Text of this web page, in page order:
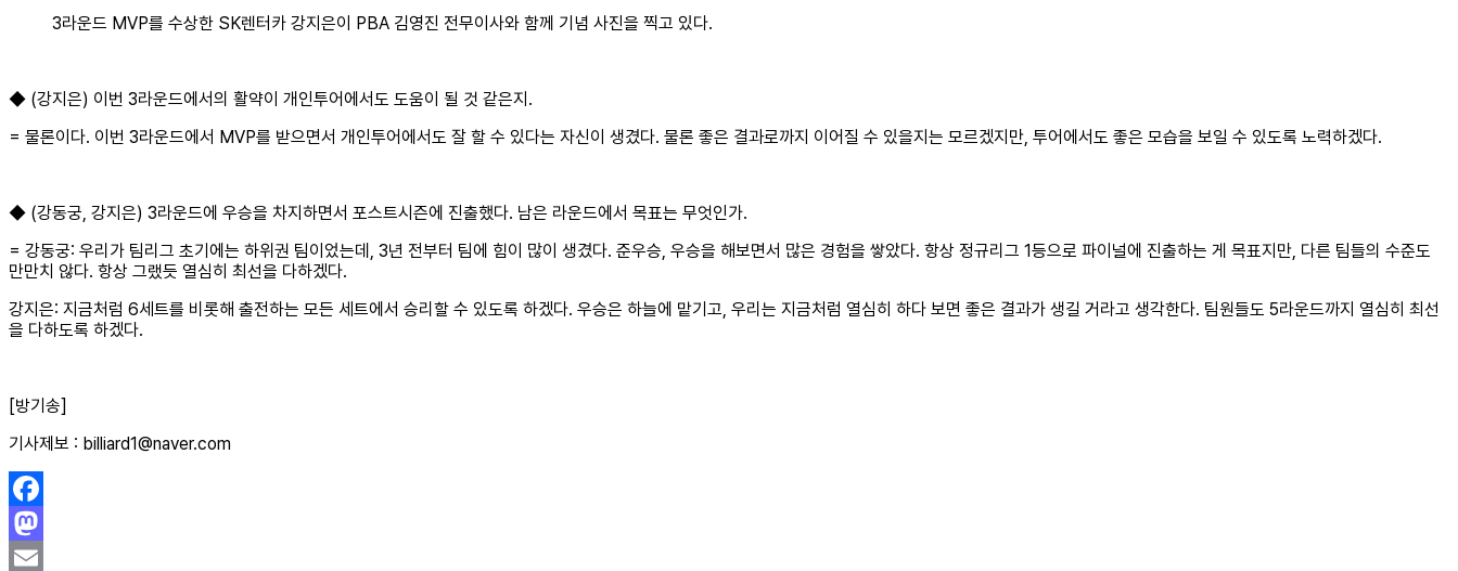
3라운드 MVP를 수상한 SK렌터카 강지은이 PBA 김영진 전무이사와 함께 기념 사진을 찍고 있다.
◆ (강지은) 이번 3라운드에서의 활약이 개인투어에서도 도움이 될 것 같은지.
= 물론이다. 이번 3라운드에서 MVP를 받으면서 개인투어에서도 잘 할 수 있다는 자신이 생겼다. 물론 좋은 결과로까지 이어질 수 있을지는 모르겠지만, 투어에서도 좋은 모습을 보일 수 있도록 노력하겠다.
◆ (강동궁, 강지은) 3라운드에 우승을 차지하면서 포스트시즌에 진출했다. 남은 라운드에서 목표는 무엇인가.
= 강동궁: 우리가 팀리그 초기에는 하위권 팀이었는데, 3년 전부터 팀에 힘이 많이 생겼다. 준우승, 우승을 해보면서 많은 경험을 쌓았다. 항상 정규리그 1등으로 파이널에 진출하는 게 목표지만, 다른 팀들의 수준도
만만치 않다. 항상 그랬듯 열심히 최선을 다하겠다.
강지은: 지금처럼 6세트를 비롯해 출전하는 모든 세트에서 승리할 수 있도록 하겠다. 우승은 하늘에 맡기고, 우리는 지금처럼 열심히 하다 보면 좋은 결과가 생길 거라고 생각한다. 팀원들도 5라운드까지 열심히 최선
을 다하도록 하겠다.
[방기송]
기사제보 : billiard1@naver.com
Facebook
Mastodon